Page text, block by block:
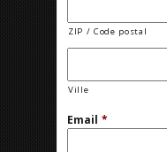
ZIP / Code postal
Ville
Email *